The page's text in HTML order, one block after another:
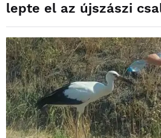
lepte el az újszászi